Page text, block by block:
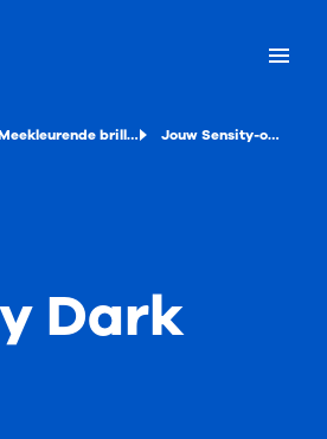
Meekleurende brillenglazen Jouw Sensity-opties(2)
Dark